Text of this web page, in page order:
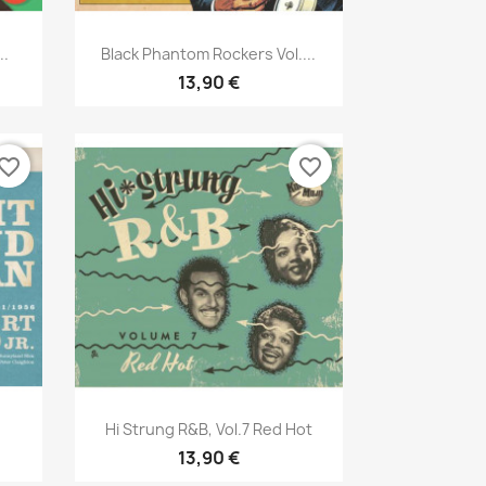
Aperçu rapide
Black Phantom Rockers Vol....
13,90 €
Aperçu rapide
Hi Strung R&B, Vol.7 Red Hot
13,90 €
favorite_border